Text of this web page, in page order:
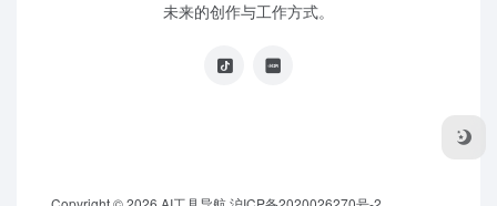
未来的创作与工作方式。